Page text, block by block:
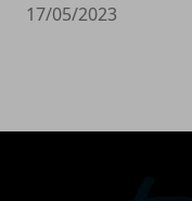
17/05/2023